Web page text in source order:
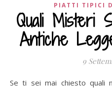
PIATTI TIPICI
Quali Misteri
Antiche
9
Se ti sei mai chiesto quali misteri possano nascondersi